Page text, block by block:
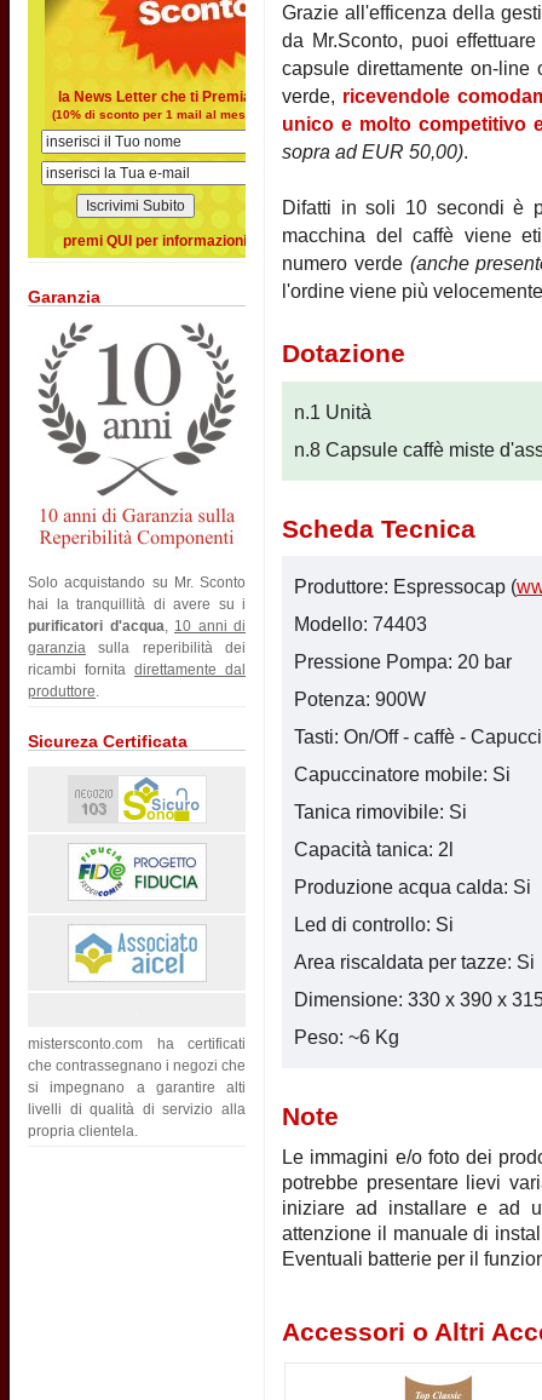
la News Letter che ti Premia
(10% di sconto per 1 mail al mese)
premi QUI per informazioni
Garanzia
Solo acquistando su Mr. Sconto
hai la tranquillità di avere su i
purificatori d'acqua, 10 anni di
garanzia sulla reperibilità dei
ricambi fornita direttamente dal
produttore.
Sicureza Certificata
mistersconto.com ha certificati
che contrassegnano i negozi che
si impegnano a garantire alti
livelli di qualità di servizio alla
propria clientela.
Grazie all'efficenza della
da Mr.Sconto, puoi
capsule direttamente on-line
verde, ricevendole
unico e molto competitivo
sopra ad EUR 50,00).
Difatti in soli 10 secondi è
macchina del caffè viene
numero verde (anche
l'ordine viene più
Dotazione
n.1 Unità
n.8 Capsule caffè miste
Scheda Tecnica
Produttore: Espressocap (
Modello: 74403
Pressione Pompa: 20 bar
Potenza: 900W
Tasti: On/Off - caffè -
Capuccinatore mobile: Si
Tanica rimovibile: Si
Capacità tanica: 2l
Produzione acqua calda: Si
Led di controllo: Si
Area riscaldata per tazze: Si
Dimensione: 330 x 390 x
Peso: ~6 Kg
Note
Le immagini e/o foto dei
potrebbe presentare lievi
iniziare ad installare e ad
attenzione il manuale di
Eventuali batterie per il
Accessori o Altri